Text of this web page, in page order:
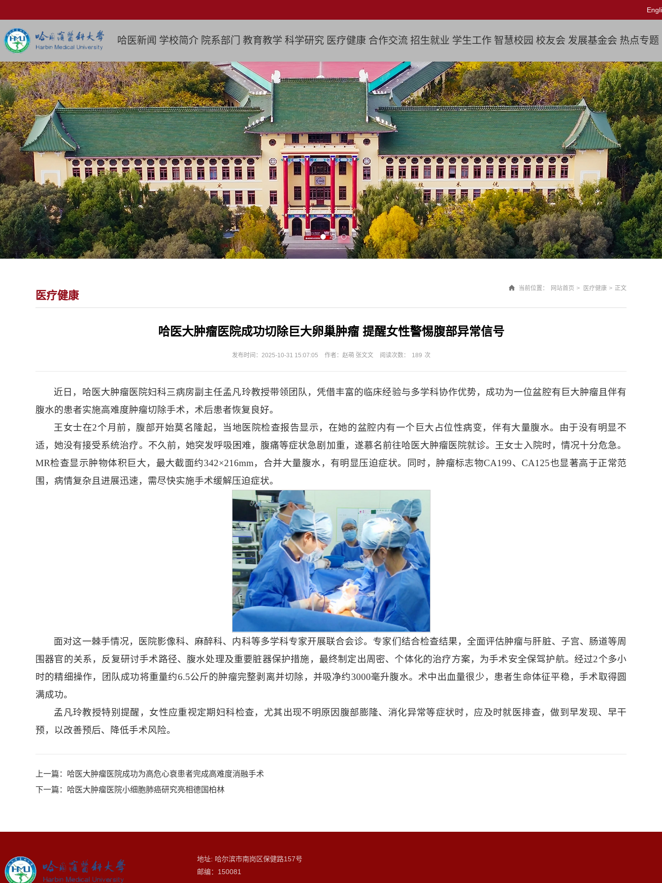
哈医新闻 学校简介 院系部门 教育教学 科学研究 医疗健康 合作交流 招生就业 学生工作 智慧校园 校友会 发展基金会 热点专题
医疗健康
当前位置： 网站首页 > 医疗健康 > 正文
哈医大肿瘤医院成功切除巨大卵巢肿瘤 提醒女性警惕腹部异常信号
发布时间：2025-10-31 15:07:05 作者：赵萌 张文文 阅读次数： 189 次
近日，哈医大肿瘤医院妇科三病房副主任孟凡玲教授带领团队，凭借丰富的临床经验与多学科协作优势，成功为一位盆腔有巨大肿瘤且伴有
腹水的患者实施高难度肿瘤切除手术，术后患者恢复良好。
王女士在2个月前，腹部开始莫名隆起，当地医院检查报告显示，在她的盆腔内有一个巨大占位性病变，伴有大量腹水。由于没有明显不
适，她没有接受系统治疗。不久前，她突发呼吸困难，腹痛等症状急剧加重，遂慕名前往哈医大肿瘤医院就诊。王女士入院时，情况十分危急。
MR检查显示肿物体积巨大，最大截面约342×216mm，合并大量腹水，有明显压迫症状。同时，肿瘤标志物CA199、CA125也显著高于正常范
围，病情复杂且进展迅速，需尽快实施手术缓解压迫症状。
面对这一棘手情况，医院影像科、麻醉科、内科等多学科专家开展联合会诊。专家们结合检查结果，全面评估肿瘤与肝脏、子宫、肠道等周
围器官的关系，反复研讨手术路径、腹水处理及重要脏器保护措施，最终制定出周密、个体化的治疗方案，为手术安全保驾护航。经过2个多小
时的精细操作，团队成功将重量约6.5公斤的肿瘤完整剥离并切除，并吸净约3000毫升腹水。术中出血量很少，患者生命体征平稳，手术取得圆
满成功。
孟凡玲教授特别提醒，女性应重视定期妇科检查，尤其出现不明原因腹部膨隆、消化异常等症状时，应及时就医排查，做到早发现、早干
预，以改善预后、降低手术风险。
上一篇： 哈医大肿瘤医院成功为高危心衰患者完成高难度消融手术
下一篇： 哈医大肿瘤医院小细胞肺癌研究亮相德国柏林
地址: 哈尔滨市南岗区保健路157号
邮编：150081